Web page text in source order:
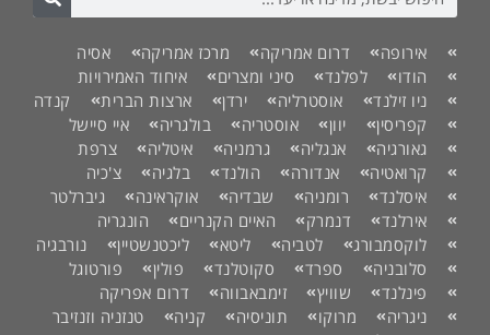
אירופה דרום אמריקה מרכז אמריקה
אסיה
הודו
לפלנד סיני ומצרים
איחוד האמירויות
ניו זילנד
אוסטרליה ירדן ארצות הברית
קנדה
קפריסין
יוון אוסטריה בולגריה
איי סיישל
גאורגיה
אנגליה גרמניה איטליה
צרפת
קרואטיה
אנדורה הולנד בלגיה
צ'כיה
איסלנד
רומניה שבדיה אוקראינה
גיברלטר
אירלנד
דנמרק האיים הקנריים
הונגריה
לוקסמבורג
לטביה ליטא ליכטנשטיין
נורבגיה
סלובניה
ספרד סקוטלנד פולין
פורטוגל
פינלנד
שוויץ זימבאבווה
דרום אפריקה
ניגריה
מרוקו תוניסיה קניה
טנזניה וזנזיבר